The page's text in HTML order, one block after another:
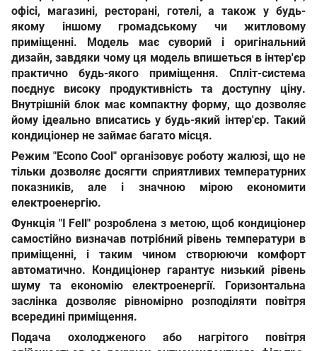
офісі, магазині, ресторані, готелі, а також у будь-
якому іншому громадському чи житловому
приміщенні. Модель має суворий і оригінальний
дизайн, завдяки чому ця модель впишеться в інтер'єр
практично будь-якого приміщення. Спліт-система
поєднує високу продуктивність та доступну ціну.
Внутрішній блок має компактну форму, що дозволяє
йому ідеально вписатись у будь-який інтер'єр. Такий
кондиціонер не займає багато місця.
Режим "Econo Cool" організовує роботу жалюзі, що не
тільки дозволяє досягти сприятливих температурних
показників, але і значною мірою економити
електроенергію.
Функція "I Fell" розроблена з метою, щоб кондиціонер
самостійно визначав потрібний рівень температури в
приміщенні, і таким чином створюючи комфорт
автоматично. Кондиціонер гарантує низький рівень
шуму та економію електроенергії. Горизонтальна
заслінка дозволяє рівномірно розподіляти повітря
всередині приміщення.
Подача охолодженого або нагрітого повітря